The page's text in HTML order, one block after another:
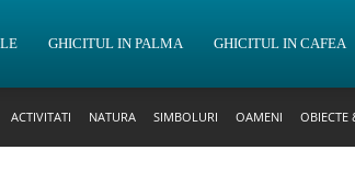
GHICITUL IN PALMA GHICITUL IN CAFEA
ACTIVITATI NATURA SIMBOLURI OAMENI OBIECTE